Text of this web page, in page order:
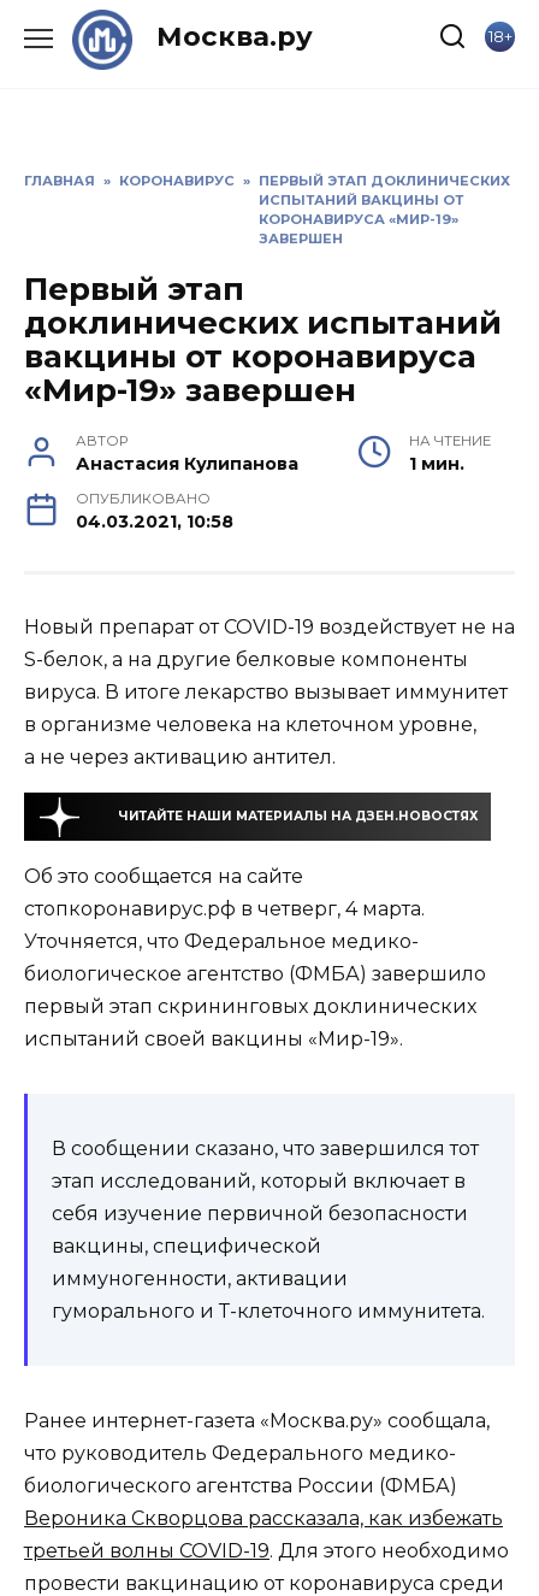
Москва.ру 18+
ГЛАВНАЯ » КОРОНАВИРУС » ПЕРВЫЙ ЭТАП ДОКЛИНИЧЕСКИХ
ИСПЫТАНИЙ ВАКЦИНЫ ОТ
КОРОНАВИРУСА «МИР-19»
ЗАВЕРШЕН
Первый этап
доклинических испытаний
вакцины от коронавируса
«Мир-19» завершен
АВТОР
Анастасия Кулипанова
НА ЧТЕНИЕ
1 мин.
ОПУБЛИКОВАНО
04.03.2021, 10:58
Новый препарат от COVID-19 воздействует не на
S-белок, а на другие белковые компоненты
вируса. В итоге лекарство вызывает иммунитет
в организме человека на клеточном уровне,
а не через активацию антител.
ЧИТАЙТЕ НАШИ МАТЕРИАЛЫ НА ДЗЕН.НОВОСТЯХ
Об это сообщается на сайте
стопкоронавирус.рф в четверг, 4 марта.
Уточняется, что Федеральное медико-
биологическое агентство (ФМБА) завершило
первый этап скрининговых доклинических
испытаний своей вакцины «Мир-19».
В сообщении сказано, что завершился тот
этап исследований, который включает в
себя изучение первичной безопасности
вакцины, специфической
иммуногенности, активации
гуморального и Т-клеточного иммунитета.
Ранее интернет-газета «Москва.ру» сообщала,
что руководитель Федерального медико-
биологического агентства России (ФМБА)
Вероника Скворцова рассказала, как избежать
третьей волны COVID-19. Для этого необходимо
провести вакцинацию от коронавируса среди